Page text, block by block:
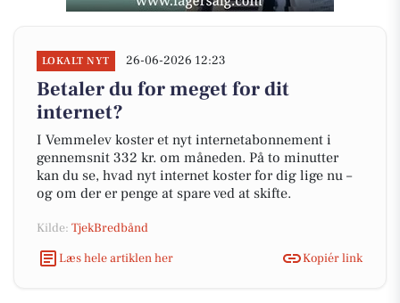
LOKALT NYT 26-06-2026 12:23
Betaler du for meget for dit
internet?
I Vemmelev koster et nyt internetabonnement i
gennemsnit 332 kr. om måneden. På to minutter
kan du se, hvad nyt internet koster for dig lige nu –
og om der er penge at spare ved at skifte.
Kilde: TjekBredbånd
Læs hele artiklen her
Kopiér link